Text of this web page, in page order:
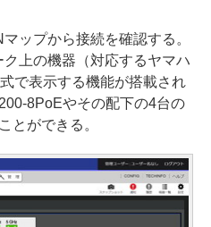
ップから接続を確認する。
上の機器（対応するヤマハ
で表示する機能が搭載され
8PoEやその配下の4台の
とができる。